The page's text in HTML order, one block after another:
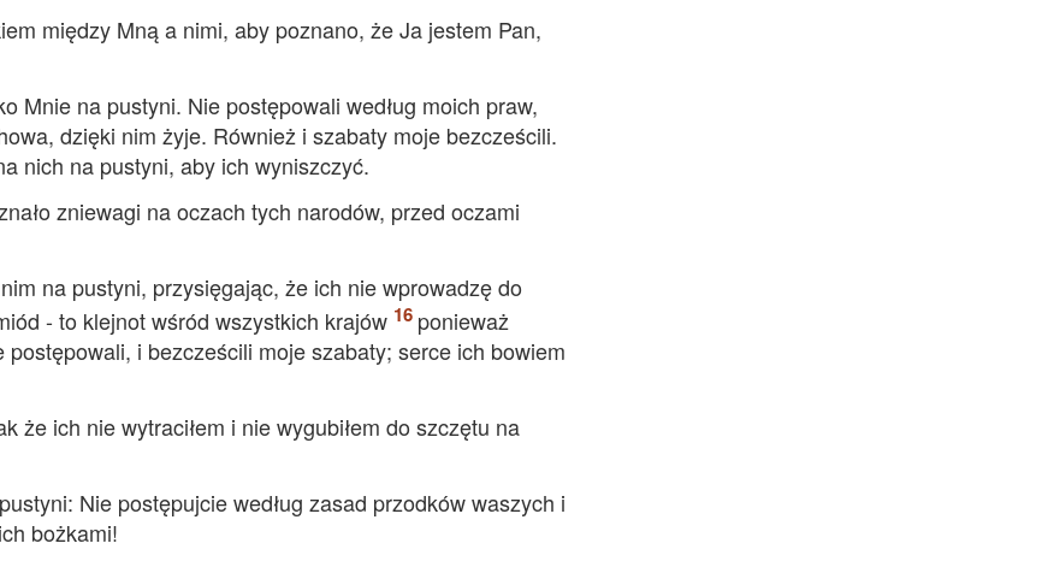
między Mną a nimi, aby poznano, że Ja jestem Pan,
Mnie na pustyni. Nie postępowali według moich praw,
dzięki nim żyje. Również i szabaty moje bezcześcili.
nich na pustyni, aby ich wyniszczyć.
zniewagi na oczach tych narodów, przed oczami
na pustyni, przysięgając, że ich nie wprowadzę do
- to klejnot wśród wszystkich krajów
ponieważ
i bezcześcili moje szabaty; serce ich bowiem
że ich nie wytraciłem i nie wygubiłem do szczętu na
Nie postępujcie według zasad przodków waszych i
bożkami!